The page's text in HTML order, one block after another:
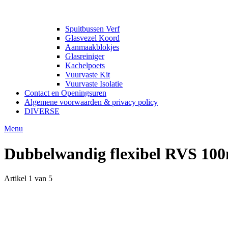
Spuitbussen Verf
Glasvezel Koord
Aanmaakblokjes
Glasreiniger
Kachelpoets
Vuurvaste Kit
Vuurvaste Isolatie
Contact en Openingsuren
Algemene voorwaarden & privacy policy
DIVERSE
Menu
Dubbelwandig flexibel RVS
Artikel 1 van 5